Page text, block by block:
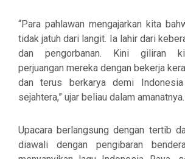
“Para pahlawan mengajarkan kita
tidak jatuh dari langit. Ia lahir dari
dan pengorbanan. Kini giliran
perjuangan mereka dengan bekerja
dan terus berkarya demi
sejahtera,” ujar beliau dalam amanatnya.
Upacara berlangsung dengan tertib
diawali dengan pengibaran